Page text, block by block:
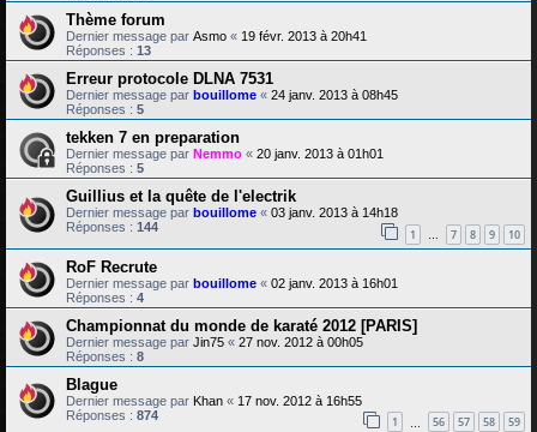
Thème forum
Dernier message par Asmo « 19 févr. 2013 à 20h41
Réponses : 13
Erreur protocole DLNA 7531
Dernier message par bouillome « 24 janv. 2013 à 08h45
Réponses : 5
tekken 7 en preparation
Dernier message par Nemmo « 20 janv. 2013 à 01h01
Réponses : 5
Guillius et la quête de l'electrik
Dernier message par bouillome « 03 janv. 2013 à 14h18
Réponses : 144 1 … 7 8 9 10
RoF Recrute
Dernier message par bouillome « 02 janv. 2013 à 16h01
Réponses : 4
Championnat du monde de karaté 2012 [PARIS]
Dernier message par Jin75 « 27 nov. 2012 à 00h05
Réponses : 8
Blague
Dernier message par Khan « 17 nov. 2012 à 16h55
Réponses : 874 1 56 57 58 59